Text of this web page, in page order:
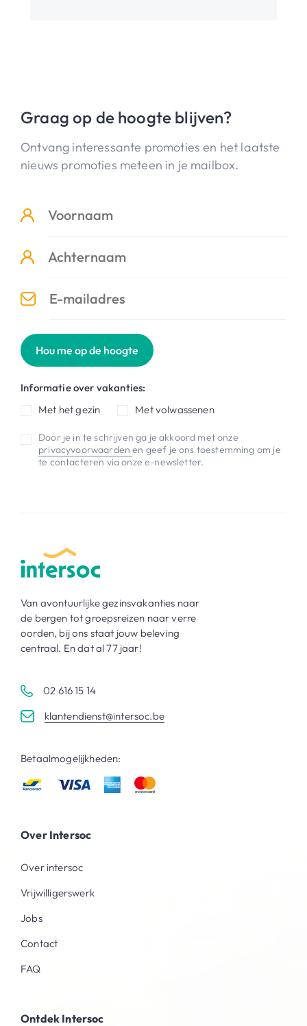
Graag op de hoogte blijven?
Ontvang interessante promoties en het laatste
nieuws promoties meteen in je mailbox.
Hou me op de hoogte
Informatie over vakanties:
Met het gezin
Met volwassenen
Door je in te schrijven ga je akkoord met onze
privacyvoorwaardenen geef je ons toestemming om je
te contacteren via onze e-newsletter.
Van avontuurlijke gezinsvakanties naar
de bergen tot groepsreizen naar verre
oorden, bij ons staat jouw beleving
centraal. En dat al 77 jaar!
02 616 15 14
klantendienst@intersoc.be
Betaalmogelijkheden:
Over Intersoc
Over intersoc
Vrijwilligerswerk
Jobs
Contact
FAQ
Ontdek Intersoc